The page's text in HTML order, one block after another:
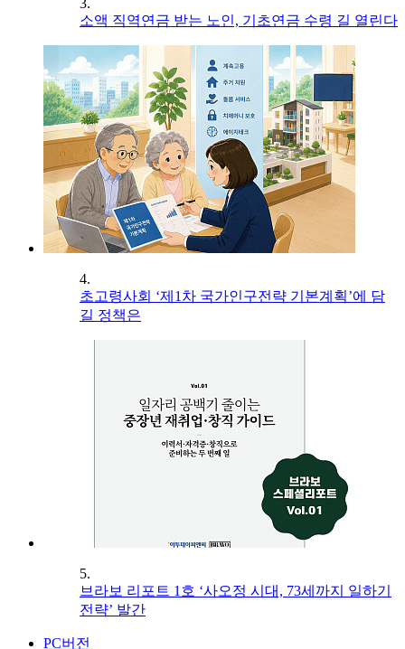
3.
소액 직역연금 받는 노인, 기초연금 수령 길 열린다
4.
초고령사회 ‘제1차 국가인구전략 기본계획’에 담
길 정책은
5.
브라보 리포트 1호 ‘사오정 시대, 73세까지 일하기
전략’ 발간
PC버전